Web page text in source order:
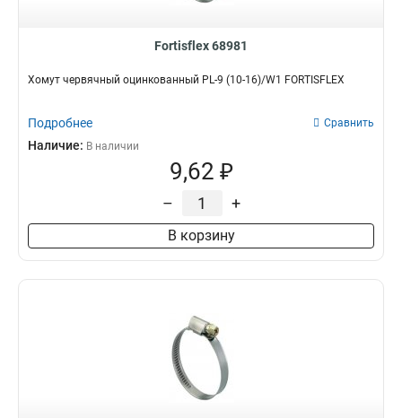
Fortisflex 68981
Хомут червячный оцинкованный PL-9 (10-16)/W1 FORTISFLEX
Подробнее Сравнить
Наличие: В наличии
9,62 ₽
– +
В корзину